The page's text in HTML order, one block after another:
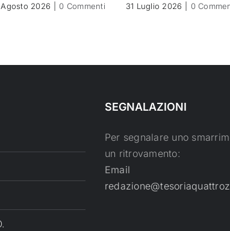
Agosto 2026 0 Commenti 31 Luglio 2026 0
SEGNALAZIONI
Per segnalare uno
un ritrovamento:
Email